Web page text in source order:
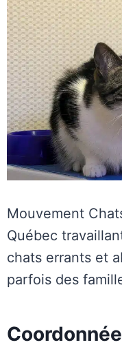
Mouvement
Québec
chats errants et
parfois des